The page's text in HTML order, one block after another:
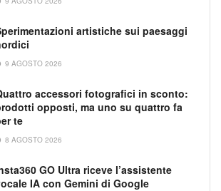
artistiche sui paesaggi
9 AGOSTO 2026
accessori fotografici in sconto:
opposti, ma uno su quattro fa
te
8 AGOSTO 2026
GO Ultra riceve l’assistente
IA con Gemini di Google